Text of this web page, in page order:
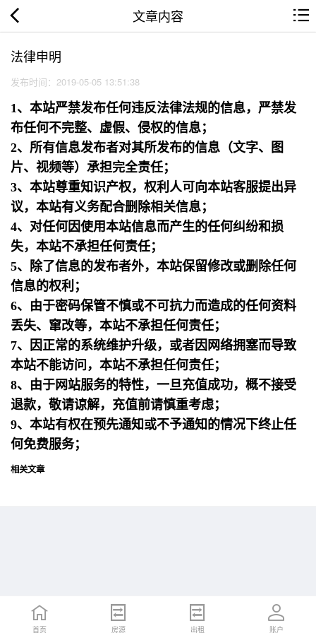
文章内容
法律申明
发布时间：2019-05-05 13:51:38
1、本站严禁发布任何违反法律法规的信息，严禁发
布任何不完整、虚假、侵权的信息；
2、所有信息发布者对其所发布的信息（文字、图
片、视频等）承担完全责任；
3、本站尊重知识产权，权利人可向本站客服提出异
议，本站有义务配合删除相关信息；
4、对任何因使用本站信息而产生的任何纠纷和损
失，本站不承担任何责任；
5、除了信息的发布者外，本站保留修改或删除任何
信息的权利；
6、由于密码保管不慎或不可抗力而造成的任何资料
丢失、窜改等，本站不承担任何责任；
7、因正常的系统维护升级，或者因网络拥塞而导致
本站不能访问，本站不承担任何责任；
8、由于网站服务的特性，一旦充值成功，概不接受
退款，敬请谅解，充值前请慎重考虑；
9、本站有权在预先通知或不予通知的情况下终止任
何免费服务；
相关文章
首页 招聘 简历 账户
首页 房源 出租 账户